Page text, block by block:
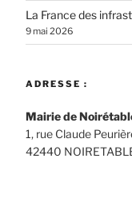
La France des
9 mai 2026
ADRESSE :
Mairie de
1, rue Claude
42440